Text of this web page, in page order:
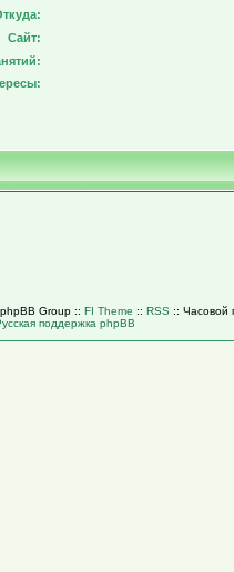
Сайт:
Group :: FI Theme :: RSS :: Часовой
поддержка phpBB